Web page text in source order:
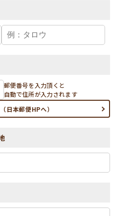
郵便番号を入力頂くと
自動で住所が入力されます
日本郵便HPへ）